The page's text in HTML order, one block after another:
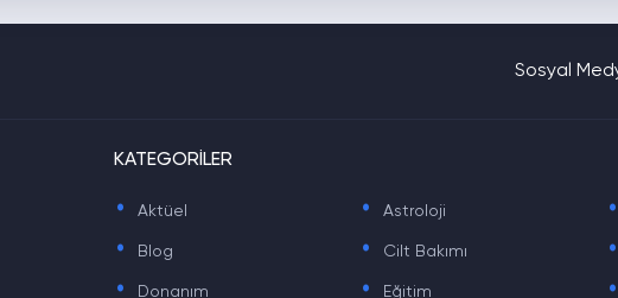
Sosyal
KATEGORİLER
. Aktüel . Astroloji .
. Blog . Cilt Bakımı .
. Donanım . Eğitim .